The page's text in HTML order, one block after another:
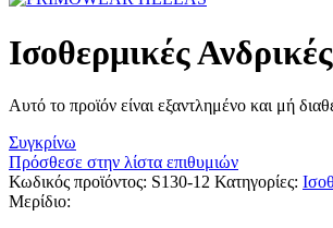
Ισοθερμικές
Αυτό το προϊόν είναι εξαντλημένο και μή
Συγκρίνω
Πρόσθεσε στην λίστα επιθυμιών
Κωδικός προϊόντος: S130-12 Κατηγορίες:
Μερίδιο: